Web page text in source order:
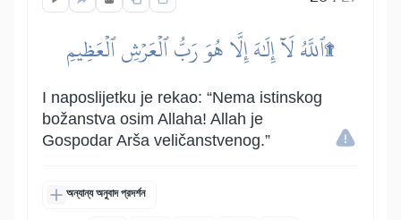
ٱللَّهُ لَآ إِلَٰهَ إِلَّا هُوَ رَبُّ ٱلۡعَرۡشِ ٱلۡعَظِيمِ۩
I naposlijetku je rekao: “Nema istinskog
božanstva osim Allaha! Allah je
Gospodar Arša veličanstvenog.”
অন্যান্য অনুবাদ প্রদর্শন